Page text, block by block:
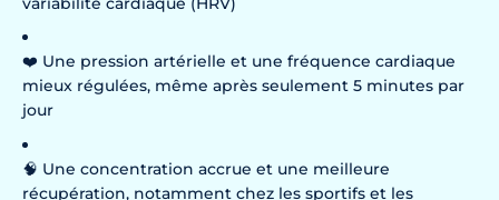
❤️ Une pression artérielle et une fréquence cardiaque
mieux régulées, même après seulement 5 minutes par
jour
🧠 Une concentration accrue et une meilleure
récupération, notamment chez les sportifs et les